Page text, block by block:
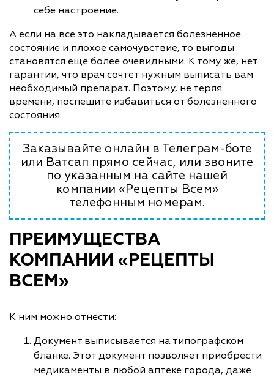
себе настроение.
А если на все это накладывается болезненное
состояние и плохое самочувствие, то выгоды
становятся еще более очевидными. К тому же, нет
гарантии, что врач сочтет нужным выписать вам
необходимый препарат. Поэтому, не теряя
времени, поспешите избавиться от болезненного
состояния.
Заказывайте онлайн в Телеграм-боте
или Ватсап прямо сейчас, или звоните
по указанным на сайте нашей
компании «Рецепты Всем»
телефонным номерам.
ПРЕИМУЩЕСТВА
КОМПАНИИ «РЕЦЕПТЫ
ВСЕМ»
К ним можно отнести:
Документ выписывается на типографском
бланке. Этот документ позволяет приобрести
медикаменты в любой аптеке города, даже